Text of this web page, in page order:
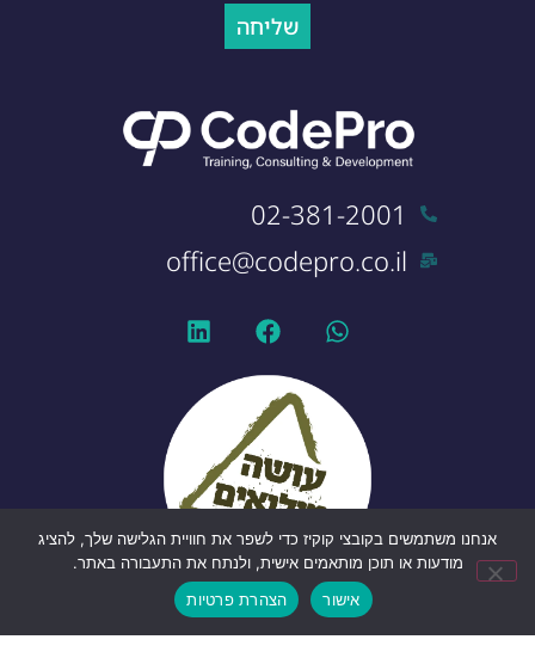
שליחה
02-381-2001
office@codepro.co.il
אנחנו משתמשים בקובצי קוקיז כדי לשפר את חוויית הגלישה שלך, להציג
מודעות או תוכן מותאמים אישית, ולנתח את התעבורה באתר.
אישור
הצהרת פרטיות